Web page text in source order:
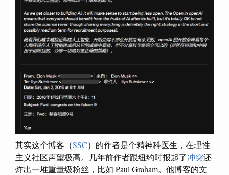
其实这个博客（SSC）的作者是个精神科医生，在理性
主义社区声望极高。几年前作者跟纽约时报起了冲突还
炸出一堆重量级粉丝，比如 Paul Graham。他博客的文